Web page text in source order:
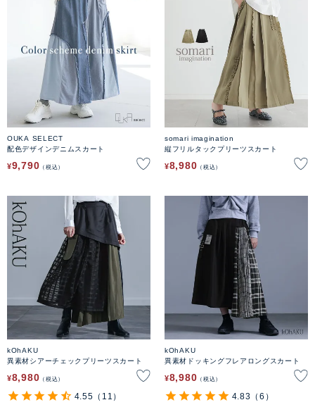
OUKA SELECT
配色デザインデニムスカート
¥9,790 税込
somari imagination
縦フリルタックプリーツスカート
¥8,980 税込
kOhAKU
異素材シアーチェックプリーツスカート
¥8,980 税込
4.55 （11）
kOhAKU
異素材ドッキングフレアロングスカート
¥8,980 税込
4.83 （6）